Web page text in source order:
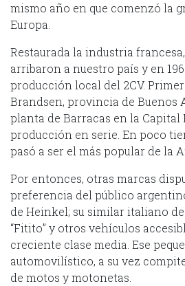
mismo año en que comenzó la
Europa.
Restaurada la industria
arribaron a nuestro país y en
producción local del 2CV.
Brandsen, provincia de Buenos
planta de Barracas en la Capital
producción en serie. En poco
pasó a ser el más popular de la
Por entonces, otras marcas
preferencia del público
de Heinkel; su similar italiano de
“Fitito” y otros vehículos
creciente clase media. Ese
automovilístico, a su vez
de motos y motonetas.